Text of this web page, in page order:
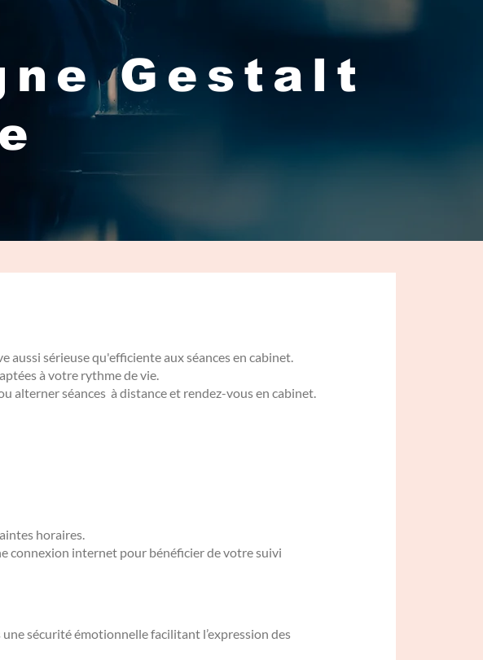
Gestalt
aussi sérieuse qu'efficiente aux séances en cabinet.
à votre rythme de vie.
alterner séances à distance et rendez-vous en cabinet.
horaires.
connexion internet pour bénéficier de votre suivi
sécurité émotionnelle facilitant l’expression des